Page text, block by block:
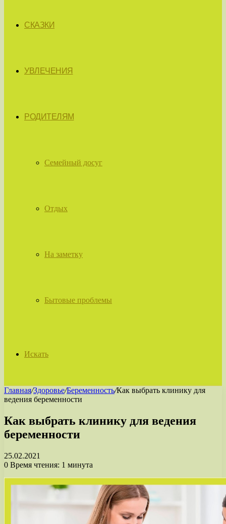
СКАЗКИ
УВЛЕЧЕНИЯ
РОДИТЕЛЯМ
Семейный досуг
Отдых
На заметку
Бытовые проблемы
Искать
Главная/Здоровье/Беременность/Как выбрать клинику для
ведения беременности
Как выбрать клинику для ведения
беременности
25.02.2021
0 Время чтения: 1 минута